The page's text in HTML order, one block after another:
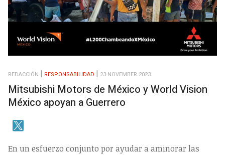
REDACCIÓN RESPONSABILIDAD 23 NOVEMBER 2023
Mitsubishi Motors de México y World Vision
México apoyan a Guerrero
En un esfuerzo conjunto por ayudar a aminorar las